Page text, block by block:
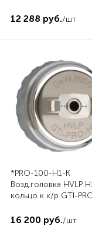
12 288 руб./шт
*PRO-100-H1-K
Возд.головка HVLP
кольцо к к/р GTI-
16 200 руб./шт